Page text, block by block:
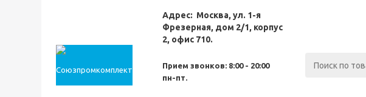
Адрес: Москва, ул. 1-я
Фрезерная, дом 2/1, корпус
2, офис 710.
Прием звонков: 8:00 - 20:00
пн-пт.